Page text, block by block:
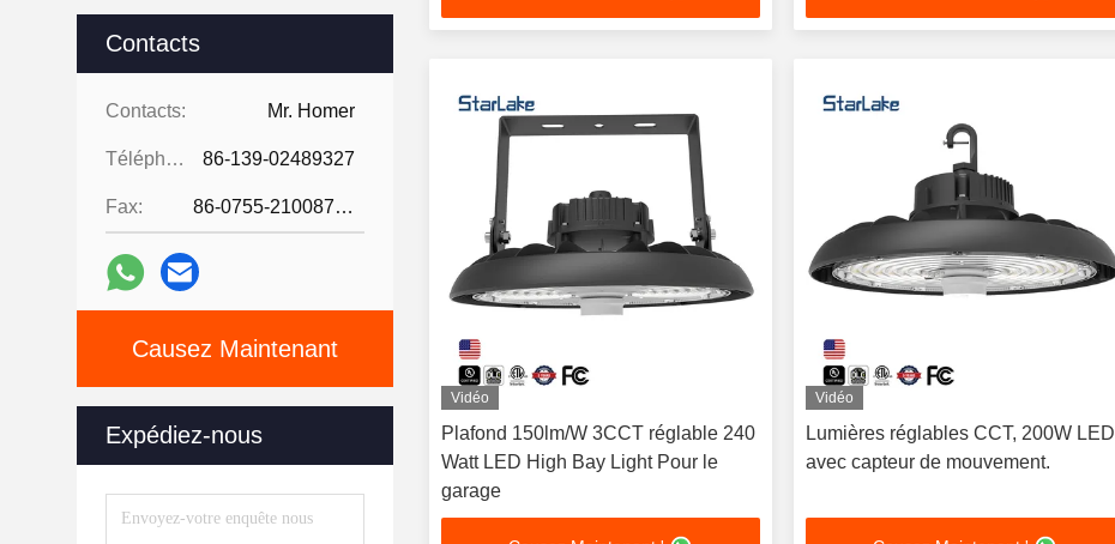
Contacts
Contacts: Mr. Homer
Téléphone: 86-139-02489327
Fax: 86-0755-21008727
Causez Maintenant
Expédiez-nous
Vidéo
Plafond 150lm/W 3CCT réglable 240
Watt LED High Bay Light Pour le
garage
Vidéo
Lumières réglables CCT, 200W LED
avec capteur de mouvement.